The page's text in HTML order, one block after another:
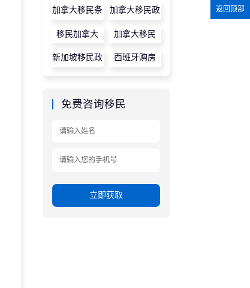
加拿大移民条
件
加拿大移民政
策
移民加拿大 加拿大移民
新加坡移民政 西班牙购房
免费咨询移民
立即获取
返回顶部